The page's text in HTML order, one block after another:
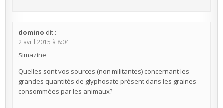
domino dit :
2 avril 2015 à 8:04
Simazine
Quelles sont vos sources (non militantes) concernant les
grandes quantités de glyphosate présent dans les graines
consommées par les animaux?